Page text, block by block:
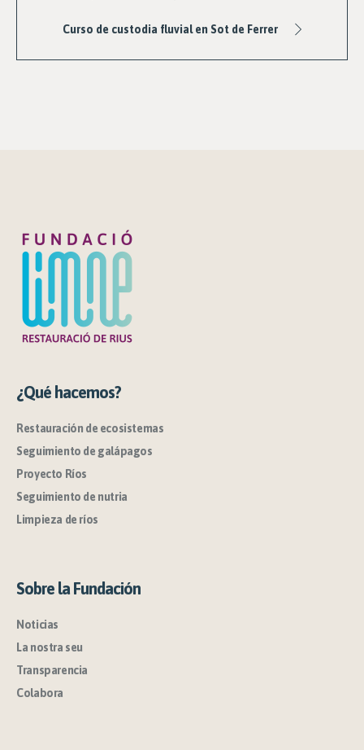
Curso de custodia fluvial en Sot de Ferrer
¿Qué hacemos?
Restauración de ecosistemas
Seguimiento de galápagos
Proyecto Ríos
Seguimiento de nutria
Limpieza de ríos
Sobre la Fundación
Noticias
La nostra seu
Transparencia
Colabora